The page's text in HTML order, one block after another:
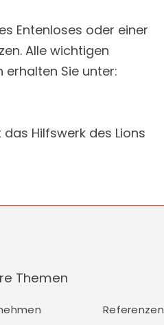
Entenloses oder einer
Alle wichtigen
erhalten Sie unter:
Hilfswerk des Lions
Themen
Referenzen